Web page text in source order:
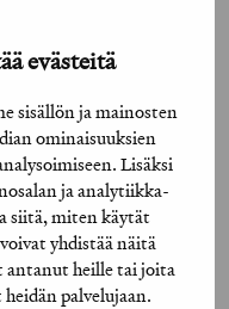
evästeitä
sisällön ja mainosten
ominaisuuksien
Lisäksi
ja analytiikka-
siitä, miten käytät
yhdistää näitä
heille tai joita
palvelujaan.